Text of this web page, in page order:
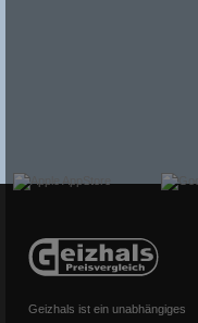
Geizhals ist ein unabhängiges